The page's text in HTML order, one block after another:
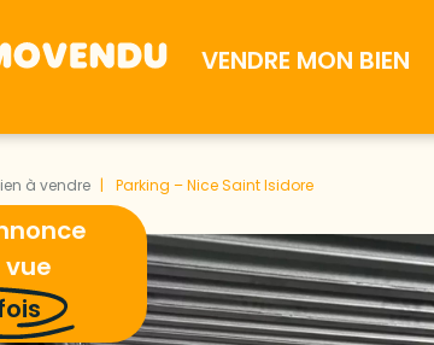
VENDRE MON BIEN
à vendre Parking – Nice Saint Isidore